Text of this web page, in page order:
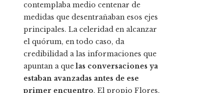
contemplaba medio centenar de
medidas que desentrañaban esos ejes
principales. La celeridad en alcanzar
el quórum, en todo caso, da
credibilidad a las informaciones que
apuntan a quelas conversaciones ya
estaban avanzadas antes de ese
primer encuentro. El propio Flores,